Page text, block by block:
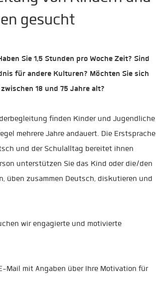
gesucht
Sie 1,5 Stunden pro Woche Zeit? Sind
für andere Kulturen? Möchten Sie sich
18 und 75 Jahre alt?
finden Kinder und Jugendliche
mehrere Jahre andauert. Die Erstsprache
und der Schulalltag bereitet ihnen
unterstützen Sie das Kind oder die/den
üben zusammen Deutsch, diskutieren und
wir engagierte und motivierte
Mail mit Angaben über Ihre Motivation für